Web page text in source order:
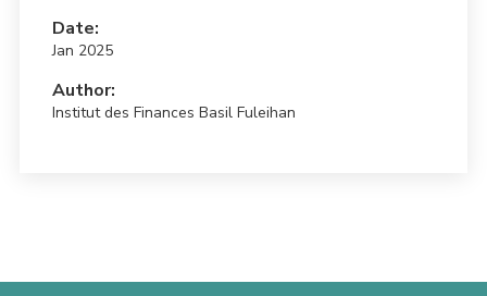
Date:
Jan 2025
Author:
Institut des Finances Basil Fuleihan